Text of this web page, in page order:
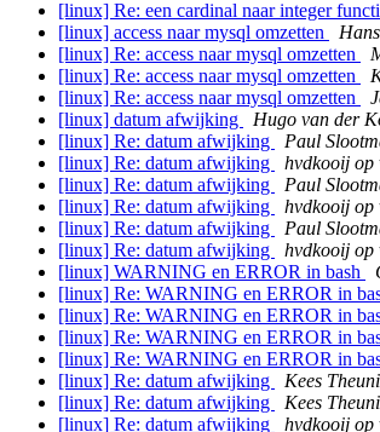
[linux] Re: een cardinal naar integer
[linux] access naar mysql omzetten
[linux] Re: access naar mysql omzetten
[linux] Re: access naar mysql omzetten
[linux] Re: access naar mysql omzetten
[linux] datum afwijking
Hugo van der
[linux] Re: datum afwijking
Paul
[linux] Re: datum afwijking
hvdkooij op
[linux] Re: datum afwijking
Paul
[linux] Re: datum afwijking
hvdkooij op
[linux] Re: datum afwijking
Paul
[linux] Re: datum afwijking
hvdkooij op
[linux] WARNING en ERROR in bash
[linux] Re: WARNING en ERROR in
[linux] Re: WARNING en ERROR in
[linux] Re: WARNING en ERROR in
[linux] Re: WARNING en ERROR in
[linux] Re: datum afwijking
Kees
[linux] Re: datum afwijking
Kees
[linux] Re: datum afwijking
hvdkooij op